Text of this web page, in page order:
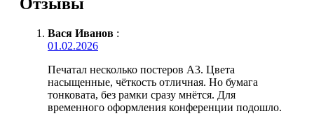
Вася Иванов :
01.02.2026
Печатал несколько постеров А3. Цвета
насыщенные, чёткость отличная. Но бумага
тонковата, без рамки сразу мнётся. Для
временного оформления конференции подошло.